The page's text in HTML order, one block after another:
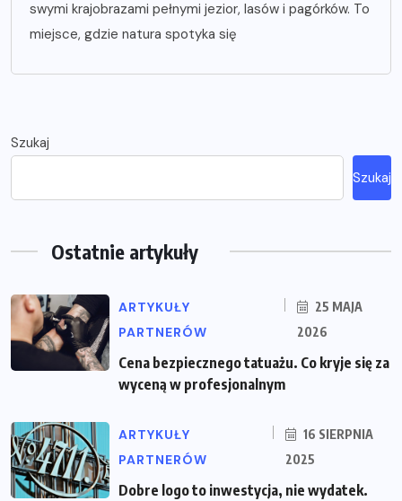
swymi krajobrazami pełnymi jezior, lasów i pagórków. To
miejsce, gdzie natura spotyka się
Szukaj
Szukaj
Ostatnie artykuły
ARTYKUŁY
PARTNERÓW
25 MAJA
2026
Cena bezpiecznego tatuażu. Co kryje się za
wyceną w profesjonalnym
ARTYKUŁY
PARTNERÓW
16 SIERPNIA
2025
Dobre logo to inwestycja, nie wydatek.